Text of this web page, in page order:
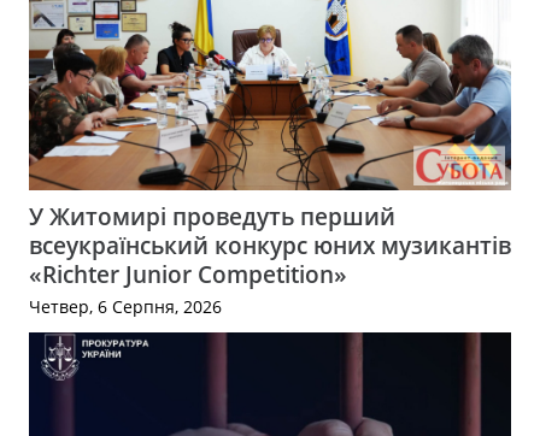
У Житомирі проведуть перший
всеукраїнський конкурс юних музикантів
«Richter Junior Competition»
Четвер, 6 Серпня, 2026